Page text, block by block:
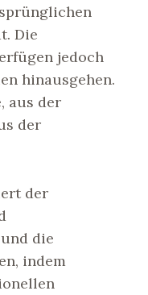
Die
jedoch
hinausgehen.
aus der
der
der
die
indem